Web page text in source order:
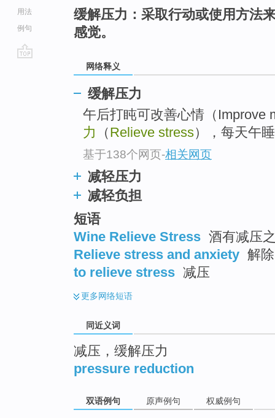
用法
例句
缓解压力：采取行动或使用方法
感觉。
网络释义
缓解压力
午后打盹可改善心情（Improve
力
（Relieve stress），每天午
基于138个网页-相关网页
减轻压力
减轻负担
短语
Wine Relieve Stress 酒有减压
Relieve stress and anxiety 解
to relieve stress 减压
更多网络短语
同近义词
减压，缓解压力
pressure reduction
双语例句 原声例句 权威例句